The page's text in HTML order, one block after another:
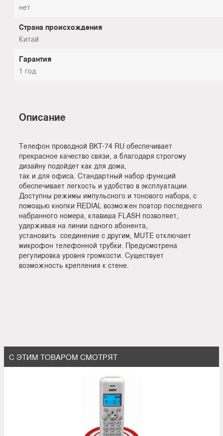
нет
Страна происхождения
Китай
Гарантия
1 год
Описание
Телефон проводной BKT-74 RU обеспечивает
прекрасное качество связи, а благодаря строгому
дизайну подойдет как для дома,
так и для офиса. Стандартный набор функций
обеспечивает легкость и удобство в эксплуатации.
Доступны режимы импульсного и тонового набора, с
помощью кнопки REDIAL возможен повтор последнего
набранного номера, клавиша FLASH позволяет,
удерживая на линии одного абонента,
установить соединение с другим, MUTE отключает
микрофон телефонной трубки. Предусмотрена
регулировка уровня громкости. Существует
возможность крепления к стене.
С ЭТИМ ТОВАРОМ СМОТРЯТ